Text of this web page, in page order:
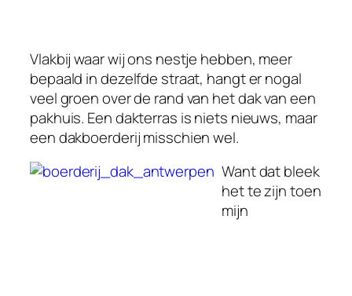
Vlakbij waar wij ons nestje hebben, meer
bepaald in dezelfde straat, hangt er nogal
veel groen over de rand van het dak van een
pakhuis. Een dakterras is niets nieuws, maar
een dakboerderij misschien wel.
Want dat bleek
het te zijn toen
mijn